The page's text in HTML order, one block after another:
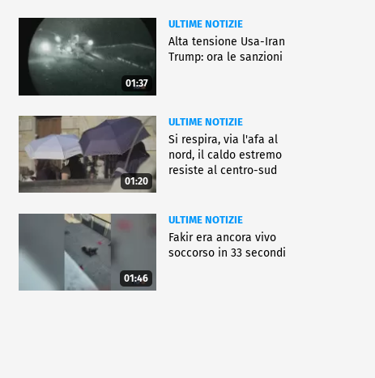
01:37
ULTIME NOTIZIE
Alta tensione Usa-Iran
Trump: ora le sanzioni
01:20
ULTIME NOTIZIE
Si respira, via l'afa al
nord, il caldo estremo
resiste al centro-sud
01:46
ULTIME NOTIZIE
Fakir era ancora vivo
soccorso in 33 secondi